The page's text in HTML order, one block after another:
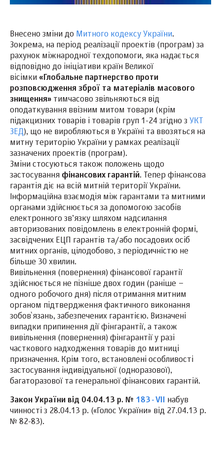
Внесено зміни до Митного кодексу України.
Зокрема, на період реалізації проектів (програм) за
рахунок міжнародної техдопомоги, яка надається
відповідно до ініціативи країн Великої
вісімки «Глобальне партнерство проти
розповсюдження зброї та матеріалів масового
знищення» тимчасово звільняються від
оподаткування ввізним митом товари (крім
підакцизних товарів і товарів груп 1-24 згідно з УКТ
ЗЕД), що не виробляються в Україні та ввозяться на
митну територію України у рамках реалізації
зазначених проектів (програм).
Зміни стосуються також положень щодо
застосування фінансових гарантій. Тепер фінансова
гарантія діє на всій митній території України.
Інформаційна взаємодія між гарантами та митними
органами здійснюється за допомогою засобів
електронного зв’язку шляхом надсилання
авторизованих повідомлень в електронній формі,
засвідчених ЕЦП гарантів та/або посадових осіб
митних органів, цілодобово, з періодичністю не
більше 30 хвилин.
Вивільнення (повернення) фінансової гарантії
здійснюється не пізніше двох годин (раніше –
одного робочого дня) після отримання митним
органом підтвердження фактичного виконання
зобов`язань, забезпечених гарантією. Визначені
випадки припинення дії фінгарантії, а також
вивільнення (повернення) фінгарантії у разі
часткового надходження товарів до митниці
призначення. Крім того, встановлені особливості
застосування індивідуальної (одноразової),
багаторазової та генеральної фінансових гарантій.
Закон України від 04.04.13 р. № 183-VII
набув
чинності з 28.04.13 р. («Голос України» від 27.04.13 р.
№ 82-83).